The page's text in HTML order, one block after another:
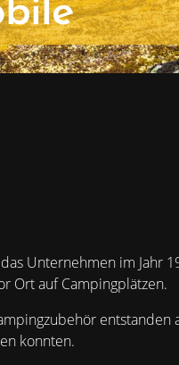
Unternehmen im Jahr
Ort auf Campingplätzen.
entstanden
konnten.